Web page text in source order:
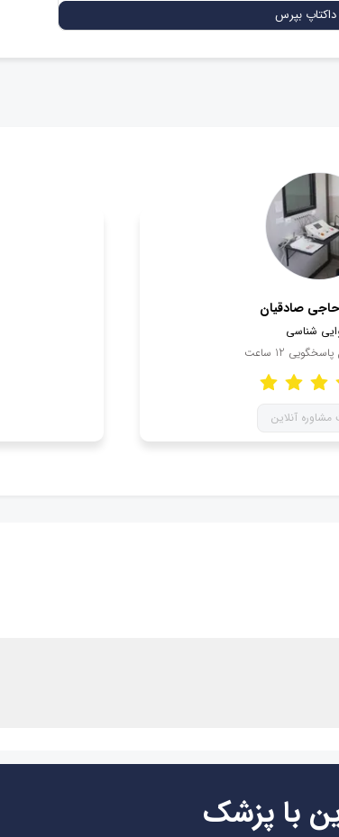
داکتاپ بپرس
صادقیان
شناسی
پاسخگویی 12 ساعت
مشاوره آنلاین
با پزشک